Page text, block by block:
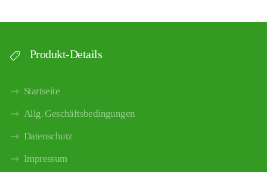
Produkt-Details
Startseite
Allg. Geschäftsbedingungen
Datenschutz
Impressum